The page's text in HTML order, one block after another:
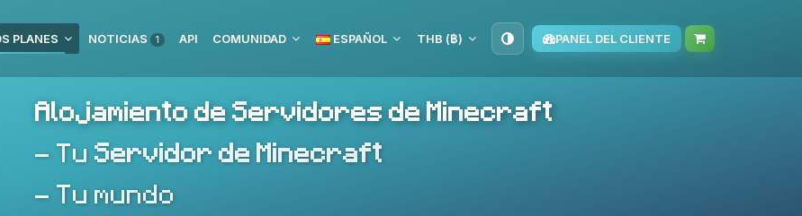
PLANES NOTICIAS 1 API COMUNIDAD ESPAÑOL THB (฿) PANEL DEL CLIENTE
Alojamiento de Servidores de Minecraft
- Tu Servidor de Minecraft
- Tu mundo